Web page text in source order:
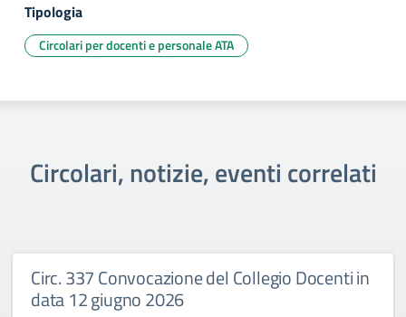
Tipologia
Circolari per docenti e personale ATA
Circolari, notizie, eventi correlati
Circ. 337 Convocazione del Collegio Docenti in
data 12 giugno 2026